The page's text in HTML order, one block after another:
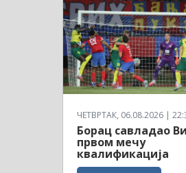
ЧЕТВРТАК, 06.08.2026 |
Борац савладао
првом мечу
квалификација